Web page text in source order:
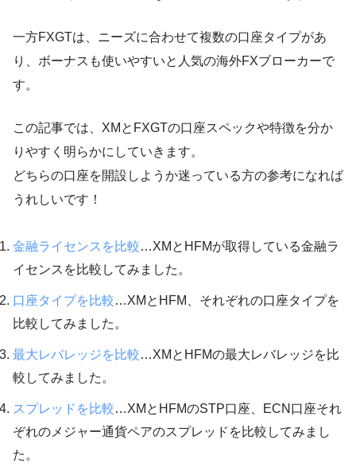
一方FXGTは、ニーズに合わせて複数の口座タイプがあ
り、ボーナスも使いやすいと人気の海外FXブローカーで
す。
この記事では、XMとFXGTの口座スペックや特徴を分か
りやすく明らかにしていきます。
どちらの口座を開設しようか迷っている方の参考になれば
うれしいです！
金融ライセンスを比較…XMとHFMが取得している金融ラ
イセンスを比較してみました。
口座タイプを比較…XMとHFM、それぞれの口座タイプを
比較してみました。
最大レバレッジを比較…XMとHFMの最大レバレッジを比
較してみました。
スプレッドを比較…XMとHFMのSTP口座、ECN口座それ
ぞれのメジャー通貨ペアのスプレッドを比較してみまし
た。